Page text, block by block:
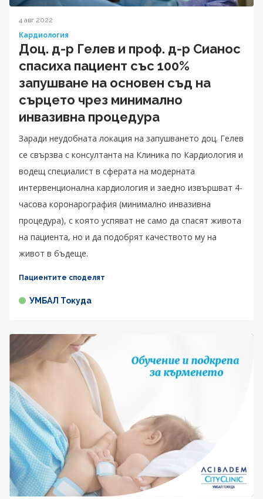
4 авг 2022
Кардиология
Доц. д-р Гелев и проф. д-р Сианос
спасиха пациент със 100%
запушване на основен съд на
сърцето чрез минимално
инвазивна процедура
Заради неудобната локация на запушването доц. Гелев
се свързва с консултанта на Клиника по Кардиология и
водещ специалист в сферата на модерната
интервенционална кардиология и заедно извършват 4-
часова коронарография (минимално инвазивна
процедура), с която успяват не само да спасят живота
на пациента, но и да подобрят качеството му на
живот в бъдеще.
Пациентите споделят
УМБАЛ Токуда